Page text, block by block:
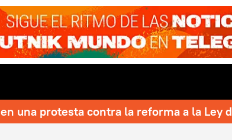
una protesta contra la reforma a la Ley